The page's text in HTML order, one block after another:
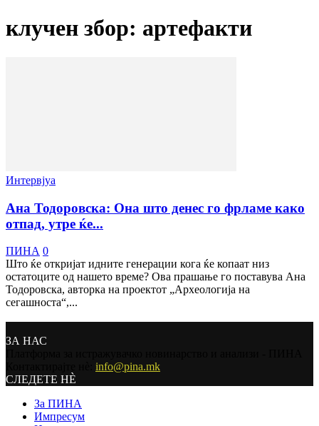
клучен збор: артефакти
Интервјуа
Ана Тодоровска: Она што денес го фрламе како
отпад, утре ќе...
ПИНА 0
Што ќе откријат идните генерации кога ќе копаат низ
остатоците од нашето време? Ова прашање го поставува Ана
Тодоровска, авторка на проектот „Археологија на
сегашноста“,...
ЗА НАС
info@pina.mk
СЛЕДЕТЕ НЀ
За ПИНА
Импресум